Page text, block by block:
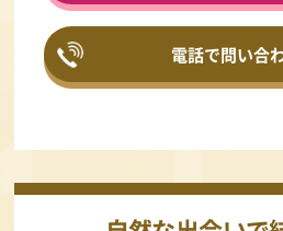
電話で問い合